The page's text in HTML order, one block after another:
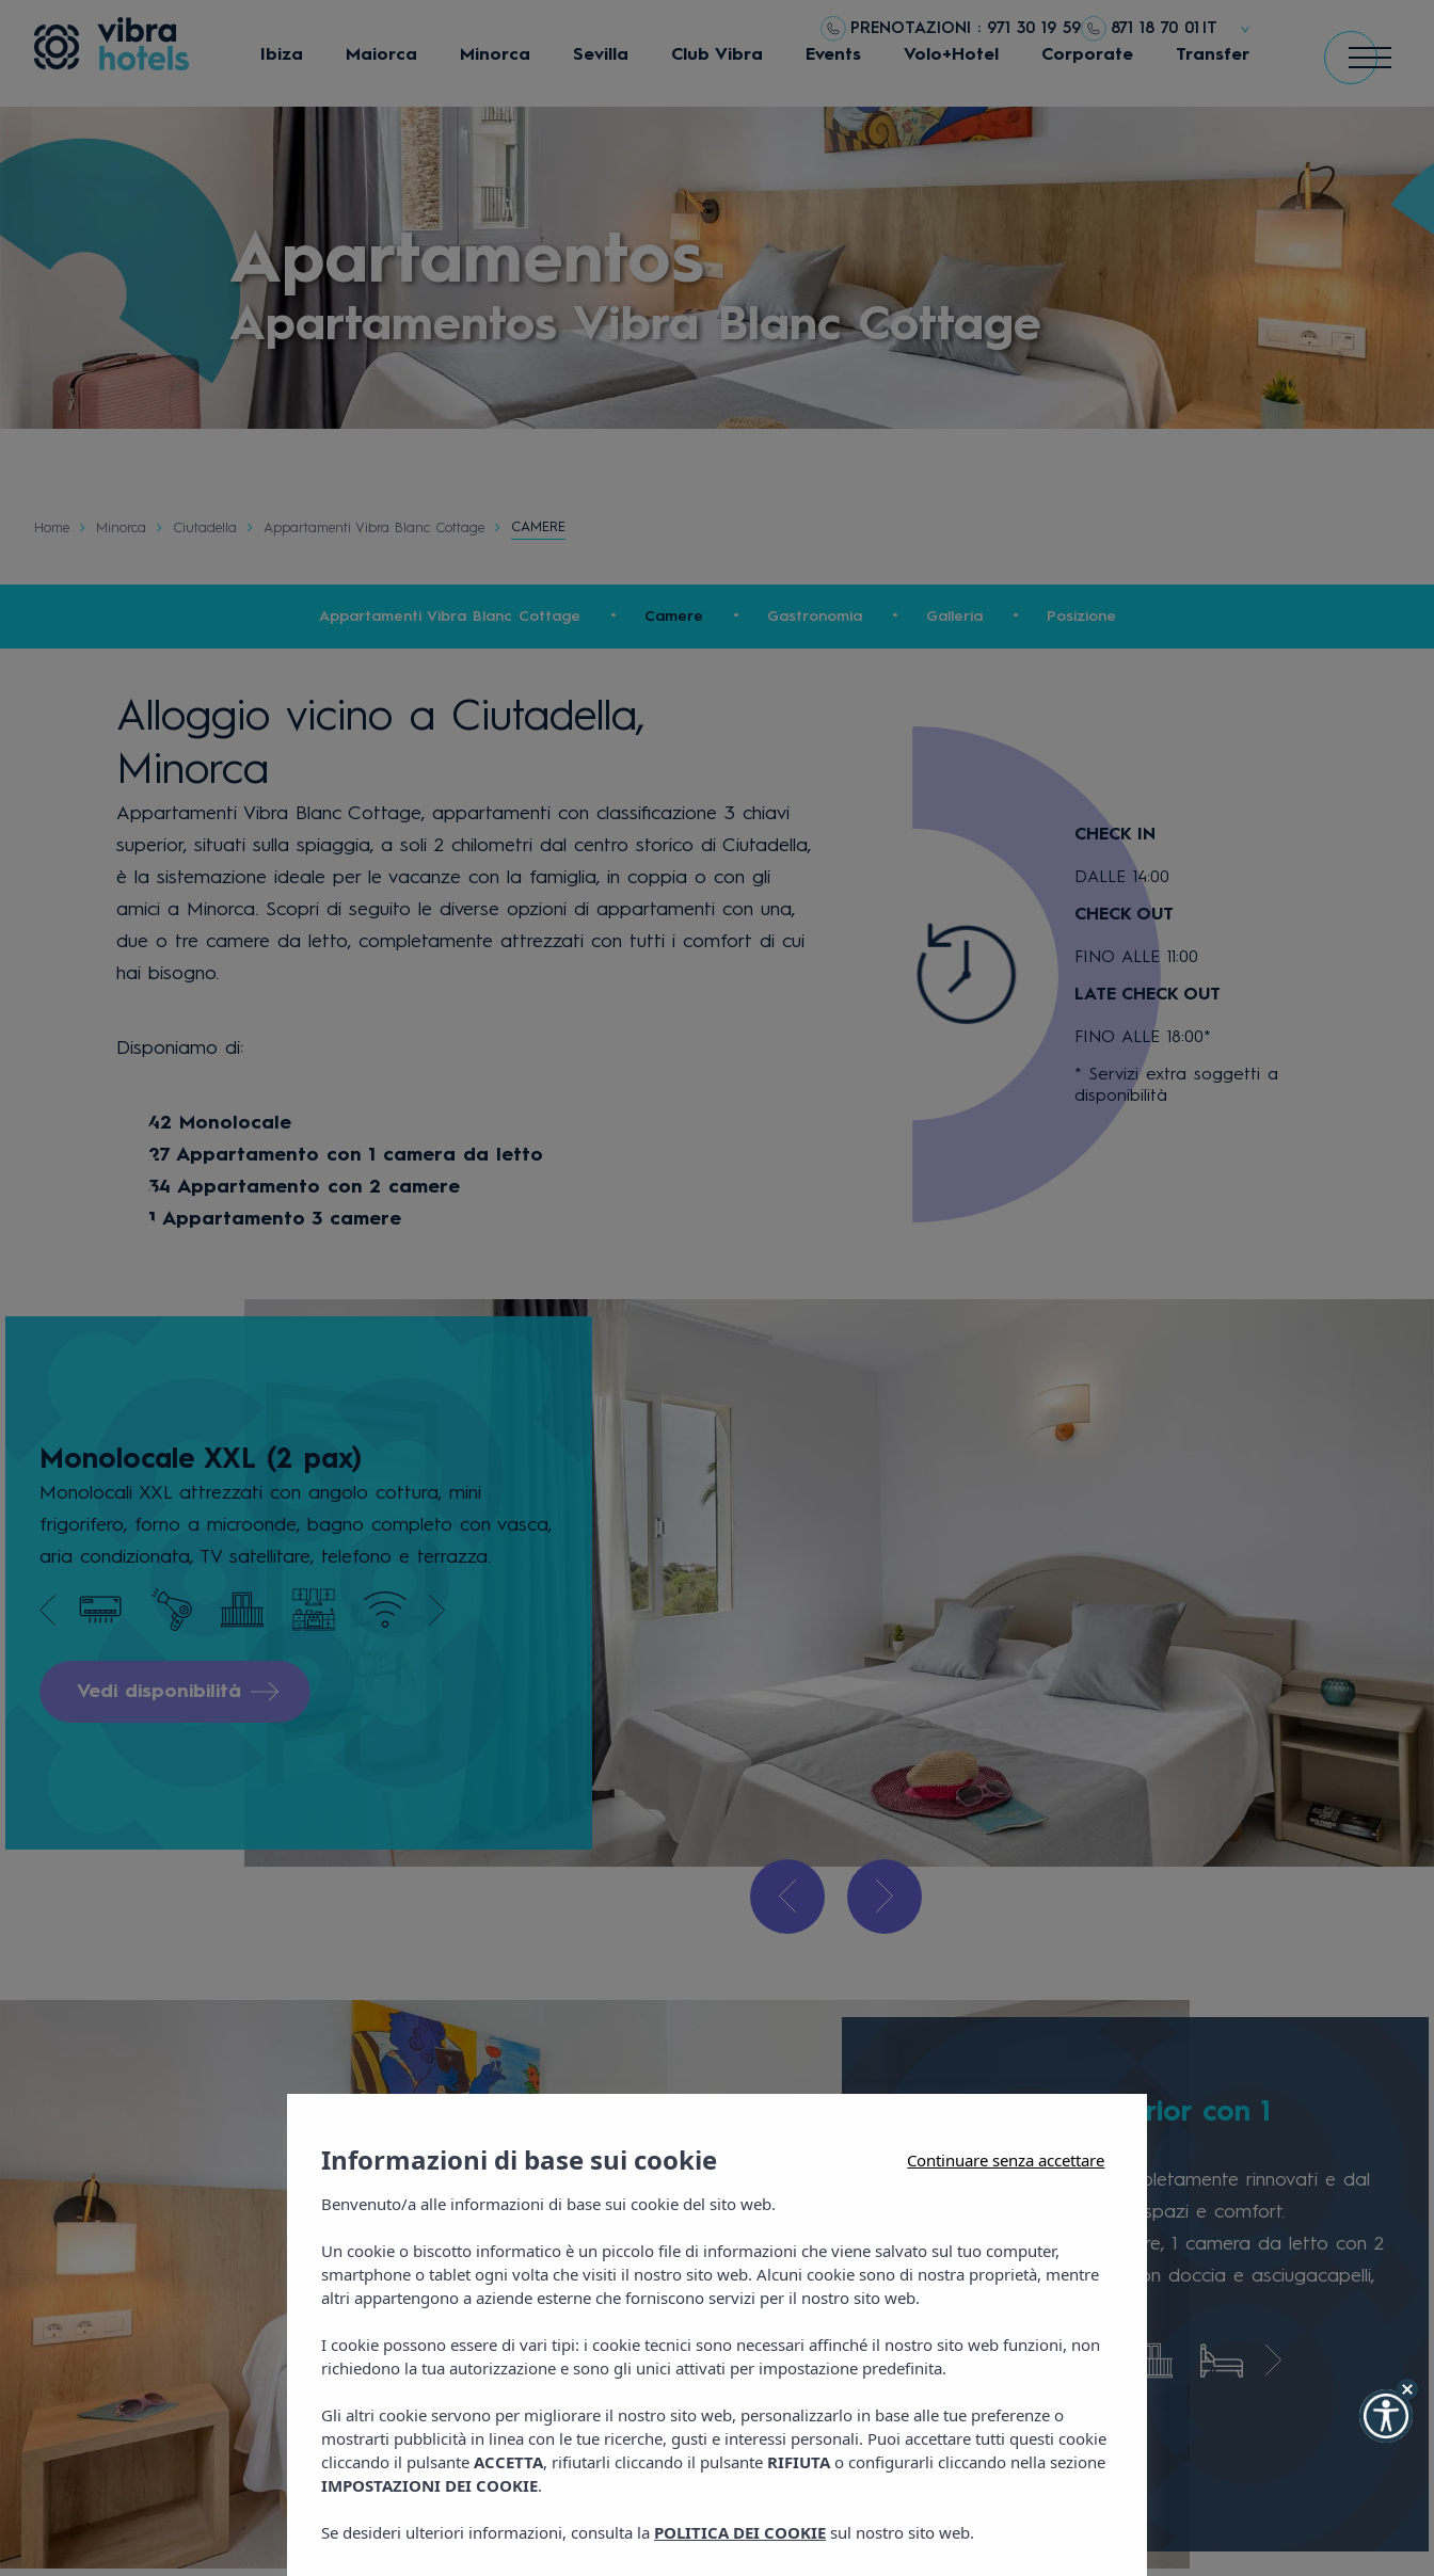
PRENOTAZIONI : 971 30 19 59 871 18 70 01 IT
Ibiza Maiorca Minorca Sevilla Club Vibra Events Volo+Hotel Corporate Transfer
Apartamentos
Apartamentos Vibra Blanc Cottage
Home Minorca Ciutadella Appartamenti Vibra Blanc Cottage CAMERE
Appartamenti Vibra Blanc Cottage Camere Gastronomia Galleria Posizione
Alloggio vicino a Ciutadella,
Minorca
Appartamenti Vibra Blanc Cottage, appartamenti con classificazione 3 chiavi
superior, situati sulla spiaggia, a soli 2 chilometri dal centro storico di Ciutadella,
è la sistemazione ideale per le vacanze con la famiglia, in coppia o con gli
amici a Minorca. Scopri di seguito le diverse opzioni di appartamenti con una,
due o tre camere da letto, completamente attrezzati con tutti i comfort di cui
hai bisogno.
Disponiamo di:
42 Monolocale
27 Appartamento con 1 camera da letto
34 Appartamento con 2 camere
1 Appartamento 3 camere
CHECK IN
DALLE 14:00
CHECK OUT
FINO ALLE 11:00
LATE CHECK OUT
FINO ALLE 18:00*
* Servizi extra soggetti a
disponibilità
Monolocale XXL (2 pax)
Monolocali XXL attrezzati con angolo cottura, mini
frigorifero, forno a microonde, bagno completo con vasca,
aria condizionata, TV satellitare, telefono e terrazza.
Vedi disponibilità
Appartamento Superior con 1
Gli appartamenti superior completamente rinnovati e dal
design moderno offrono ampi spazi e comfort.
Appartamenti con climatizzatore, 1 camera da letto con 2
letti singoli, bagno completo con doccia e asciugacapelli,
angolo cottura, TV e telefono.
Vedi disponibilità
Informazioni di base sui cookie Continuare senza accettare
Benvenuto/a alle informazioni di base sui cookie del sito web.
Un cookie o biscotto informatico è un piccolo file di informazioni che viene salvato sul tuo computer,
smartphone o tablet ogni volta che visiti il nostro sito web. Alcuni cookie sono di nostra proprietà, mentre
altri appartengono a aziende esterne che forniscono servizi per il nostro sito web.
I cookie possono essere di vari tipi: i cookie tecnici sono necessari affinché il nostro sito web funzioni, non
richiedono la tua autorizzazione e sono gli unici attivati per impostazione predefinita.
Gli altri cookie servono per migliorare il nostro sito web, personalizzarlo in base alle tue preferenze o
mostrarti pubblicità in linea con le tue ricerche, gusti e interessi personali. Puoi accettare tutti questi cookie
cliccando il pulsante ACCETTA, rifiutarli cliccando il pulsante RIFIUTAo configurarli cliccando nella sezione
IMPOSTAZIONI DEI COOKIE.
Se desideri ulteriori informazioni, consulta la POLITICA DEI COOKIEsul nostro sito web.